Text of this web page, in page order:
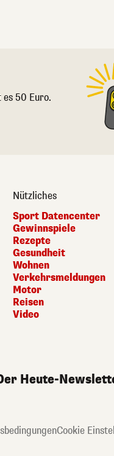
es 50 Euro.
Nützliches
Sport Datencenter
Gewinnspiele
Rezepte
Gesundheit
Wohnen
Verkehrsmeldungen
Motor
Reisen
Video
Heute-
Cookie